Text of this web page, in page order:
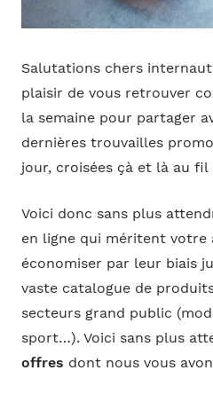
Salutations chers
plaisir de vous retrouver
la semaine pour partager
dernières trouvailles
jour, croisées çà et là au
Voici donc sans plus
en ligne qui méritent votre
économiser par leur biais
vaste catalogue de
secteurs grand public
sport…). Voici sans plus
offres dont nous vous